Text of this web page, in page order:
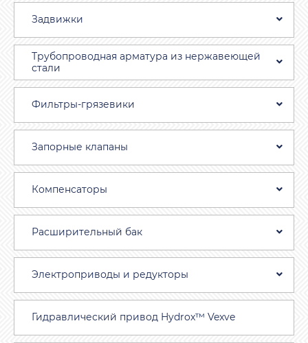
Задвижки
Трубопроводная aрматура из нержавеющей
стали
Фильтры-грязевики
Запорные клапаны
Компенсаторы
Расширительный бак
Электроприводы и редукторы
Гидравлический привод Hydrox™ Vexve